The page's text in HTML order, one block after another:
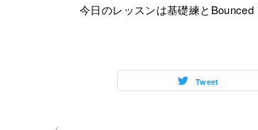
今日のレッスンは基礎練とBounced
Tweet